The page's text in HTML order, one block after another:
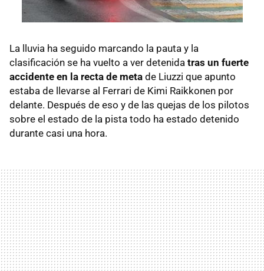
La lluvia ha seguido marcando la pauta y la
clasificación se ha vuelto a ver detenida tras un fuerte
accidente en la recta de meta de Liuzzi que apunto
estaba de llevarse al Ferrari de Kimi Raikkonen por
delante. Después de eso y de las quejas de los pilotos
sobre el estado de la pista todo ha estado detenido
durante casi una hora.